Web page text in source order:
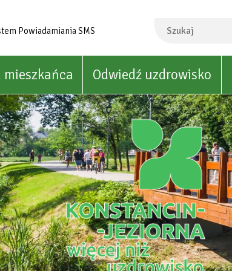
Powiadamiania SMS
mieszkańca Odwiedź uzdrowisko